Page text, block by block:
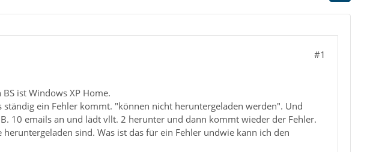
#1
ist Windows XP Home.
ein Fehler kommt. "können nicht heruntergeladen werden". Und
10 emails an und lädt vllt. 2 herunter und dann kommt wieder der Fehler.
sind. Was ist das für ein Fehler undwie kann ich den